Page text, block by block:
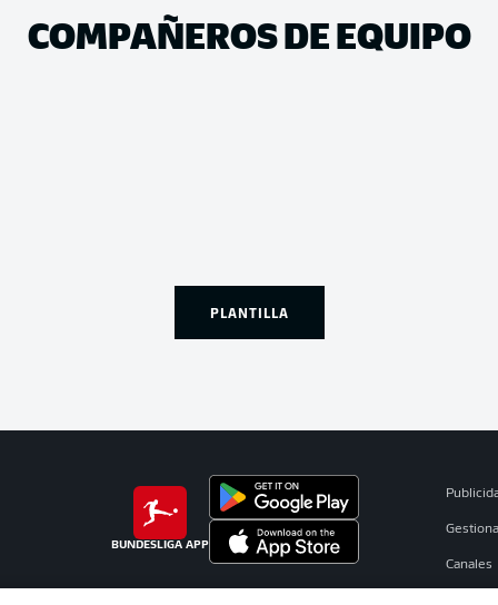
COMPAÑEROS DE EQUIPO
PLANTILLA
BUNDESLIGA APP
Canales